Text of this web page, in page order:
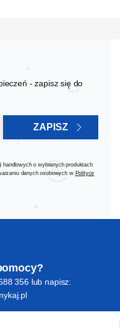
- zapisz się do
ZAPISZ
o wybranych produktach
danych osobowych w Polityce
356 lub napisz: